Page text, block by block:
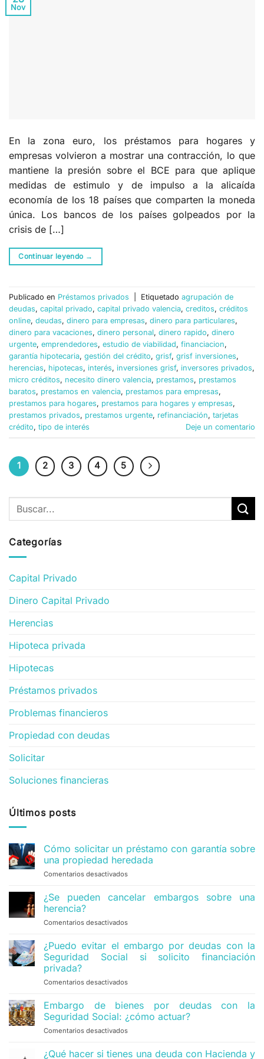
Nov
En la zona euro, los préstamos para hogares y
empresas volvieron a mostrar una contracción, lo que
mantiene la presión sobre el BCE para que aplique
medidas de estimulo y de impulso a la alicaída
economía de los 18 países que comparten la moneda
única. Los bancos de los países golpeados por la
crisis de […]
Continuar leyendo →
Publicado en Préstamos privados Etiquetado agrupación de
deudas, capital privado, capital privado valencia, creditos, créditos
online, deudas, dinero para empresas, dinero para particulares,
dinero para vacaciones, dinero personal, dinero rapido, dinero
urgente, emprendedores, estudio de viabilidad, financiacion,
garantía hipotecaria, gestión del crédito, grisf, grisf inversiones,
herencias, hipotecas, interés, inversiones grisf, inversores privados,
micro créditos, necesito dinero valencia, prestamos, prestamos
baratos, prestamos en valencia, prestamos para empresas,
prestamos para hogares, prestamos para hogares y empresas,
prestamos privados, prestamos urgente, refinanciación, tarjetas
crédito, tipo de interés Deje un comentario
1 2 3 4 5
Categorías
Capital Privado
Dinero Capital Privado
Herencias
Hipoteca privada
Hipotecas
Préstamos privados
Problemas financieros
Propiedad con deudas
Solicitar
Soluciones financieras
Últimos posts
Cómo solicitar un préstamo con garantía sobre
una propiedad heredada
Comentarios desactivados
solicitar
sobre
¿Se pueden cancelar embargos sobre una
herencia?
Comentarios desactivados
pueden
cancelar
embargos
¿Puedo evitar el embargo por deudas con la
Seguridad Social si solicito financiación
privada?
Comentarios desactivados
evitar
embargo
con
Embargo de bienes por deudas con la
Seguridad Social: ¿cómo actuar?
Comentarios desactivados
de
¿Qué hacer si tienes una deuda con Hacienda y